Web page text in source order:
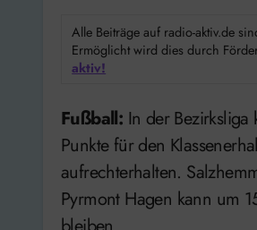
Alle Beiträge auf radio-aktiv.de
Ermöglicht wird dies durch
aktiv!
Fußball: In der
Punkte für den
aufrechterhalten.
Pyrmont Hagen kann um